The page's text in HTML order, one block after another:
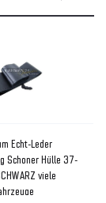
Echt-Leder
Schoner Hülle 37-
viele